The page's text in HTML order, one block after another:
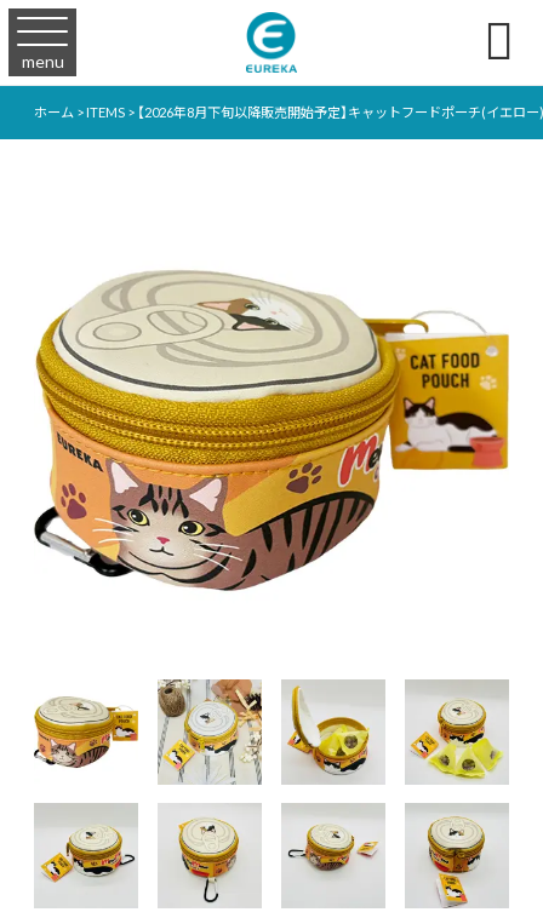
menu 
ホーム>ITEMS> 【2026年8月下旬以降販売開始予定】キャットフードポーチ(イエロー)